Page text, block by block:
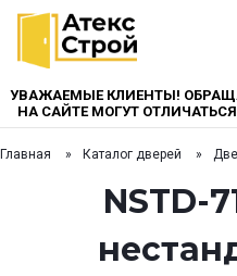
УВАЖАЕМЫЕ КЛИЕНТЫ!
НА САЙТЕ МОГУТ
Главная Каталог дверей
NSTD-